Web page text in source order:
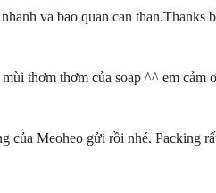
va bao quan can than.Thanks
thơm thơm của soap ^^ em cảm
của Meoheo gửi rồi nhé. Packing